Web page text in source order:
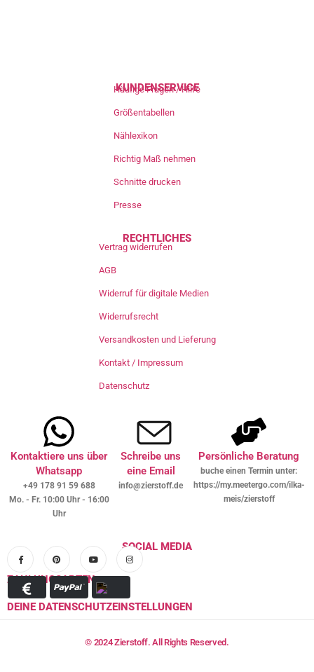
KUNDENSERVICE
Häufige Fragen / Hilfe
Größentabellen
Nählexikon
Richtig Maß nehmen
Schnitte drucken
Presse
RECHTLICHES
Vertrag widerrufen
AGB
Widerruf für digitale Medien
Widerrufsrecht
Versandkosten und Lieferung
Kontakt / Impressum
Datenschutz
Kontaktiere uns über
Whatsapp
+49 178 91 59 688
Mo. - Fr. 10:00 Uhr - 16:00
Uhr
Schreibe uns
eine Email
info@zierstoff.de
Persönliche Beratung
buche einen Termin unter:
https://my.meetergo.com/ilka-
meis/zierstoff
SOCIAL MEDIA
ZAHLUNGSARTEN
DEINE DATENSCHUTZEINSTELLUNGEN
© 2024 Zierstoff. All Rights Reserved.